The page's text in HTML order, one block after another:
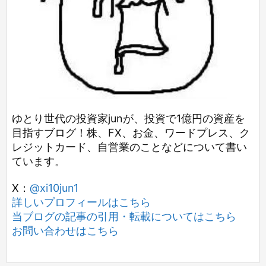
ゆとり世代の投資家junが、投資で1億円の資産を
目指すブログ！株、FX、お金、ワードプレス、ク
レジットカード、自営業のことなどについて書い
ています。
X： @xi10jun1
詳しいプロフィールはこちら
当ブログの記事の引用・転載についてはこちら
お問い合わせはこちら